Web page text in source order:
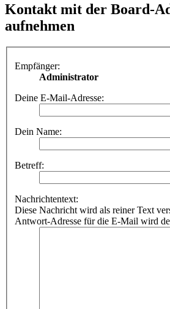
Kontakt mit der Board-
aufnehmen
Empfänger:
Administrator
Deine E-Mail-Adresse:
Dein Name:
Betreff:
Nachrichtentext:
Diese Nachricht wird als reiner Text
Antwort-Adresse für die E-Mail wird